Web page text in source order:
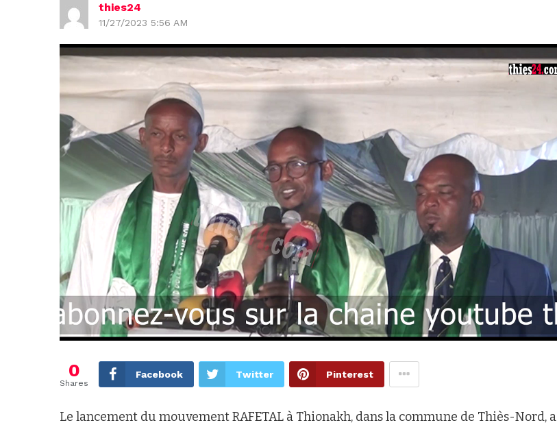
thies24
11/27/2023 5:56 AM
0
Shares
Facebook Twitter Pinterest
Le lancement du mouvement RAFETAL à Thionakh, dans la commune de Thiès-Nord, a